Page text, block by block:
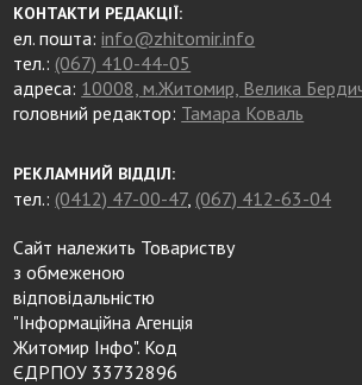
КОНТАКТИ РЕДАКЦІЇ:
ел. пошта:info@zhitomir.info
тел.: (067) 410-44-05
адреса: 10008, м.Житомир, Велика
головний редактор: Тамара Коваль
РЕКЛАМНИЙ ВІДДІЛ:
тел.: (0412) 47-00-47, (067) 412-63-04
Сайт належить Товариству
з обмеженою
відповідальністю
"Інформаційна Агенція
Житомир Інфо". Код
ЄДРПОУ 33732896